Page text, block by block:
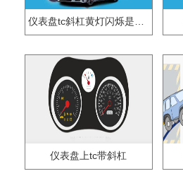
仪表盘tc斜杠黄灯闪烁是什么情况
仪表盘上tc带斜杠